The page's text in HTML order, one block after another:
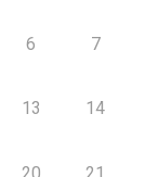
6 7
13 14
20 21